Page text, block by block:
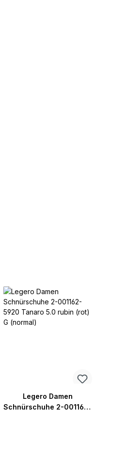
Legero Damen
Schnürschuhe 2-001162-